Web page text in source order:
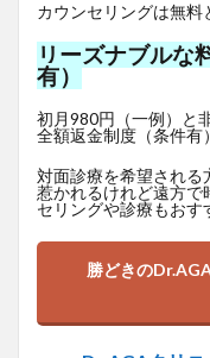
カウンセリングは無料
リーズナブルな
有）
初月980円（一例）と
全額返金制度（条件有
対面診療を希望される
惹かれるけれど遠方で
セリングや診療もおす
勝どきの